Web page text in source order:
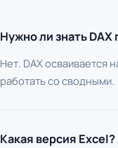
Нужно ли знать
Нет. DAX осваивается
работать со сводными.
Какая версия Excel?